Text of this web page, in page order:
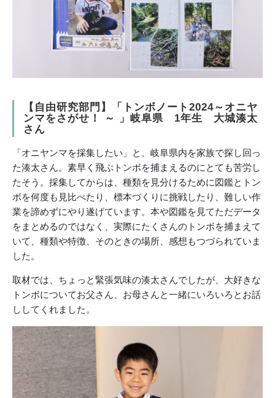
【自由研究部門】「トンボノート2024～オニヤ
ンマをさがせ！ ～ 」岐阜県 1年生 大城湊太
さん
「オニヤンマを採集したい」と、岐阜県内を家族で探し回っ
た湊太さん。素早く飛ぶトンボを捕まえるのにとても苦労し
たそう。採集してからは、種類を見分けるために図鑑とトン
ボを何度も見比べたり、標本づくりに挑戦したり、難しい作
業を諦めずにやり遂げています。本や図鑑を見てただデータ
をまとめるのではなく、実際にたくさんのトンボを捕まえて
いて、種類や特徴、そのときの場所、感想もつづられていま
した。
取材では、ちょっと緊張気味の湊太さんでしたが、大好きな
トンボについてお父さん、お母さんと一緒にいろいろとお話
ししてくれました。